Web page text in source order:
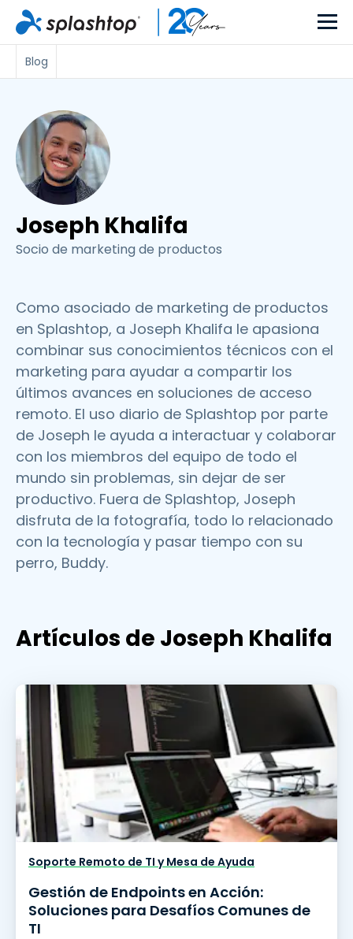
Blog
Joseph Khalifa
Socio de marketing de productos
Como asociado de marketing de productos
en Splashtop, a Joseph Khalifa le apasiona
combinar sus conocimientos técnicos con el
marketing para ayudar a compartir los
últimos avances en soluciones de acceso
remoto. El uso diario de Splashtop por parte
de Joseph le ayuda a interactuar y colaborar
con los miembros del equipo de todo el
mundo sin problemas, sin dejar de ser
productivo. Fuera de Splashtop, Joseph
disfruta de la fotografía, todo lo relacionado
con la tecnología y pasar tiempo con su
perro, Buddy.
Artículos de Joseph Khalifa
Soporte Remoto de TI y Mesa de Ayuda
Gestión de Endpoints en Acción:
Soluciones para Desafíos Comunes de
TI